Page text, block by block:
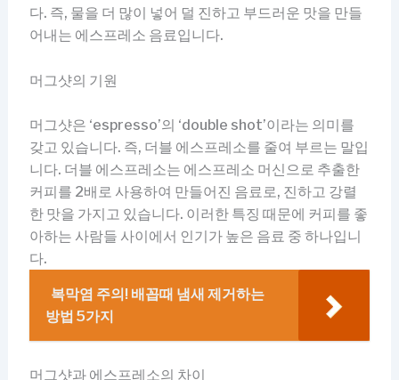
다. 즉, 물을 더 많이 넣어 덜 진하고 부드러운 맛을 만들
어내는 에스프레소 음료입니다.
머그샷의 기원
머그샷은 ‘espresso’의 ‘double shot’이라는 의미를
갖고 있습니다. 즉, 더블 에스프레소를 줄여 부르는 말입
니다. 더블 에스프레소는 에스프레소 머신으로 추출한
커피를 2배로 사용하여 만들어진 음료로, 진하고 강렬
한 맛을 가지고 있습니다. 이러한 특징 때문에 커피를 좋
아하는 사람들 사이에서 인기가 높은 음료 중 하나입니
다.
복막염 주의! 배꼽때 냄새 제거하는
방법 5가지
머그샷과 에스프레소의 차이